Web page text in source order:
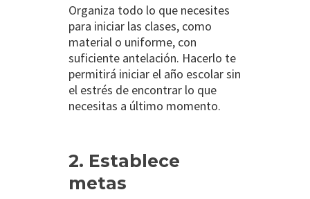
Organiza todo lo que necesites
para iniciar las clases, como
material o uniforme, con
suficiente antelación. Hacerlo te
permitirá iniciar el año escolar sin
el estrés de encontrar lo que
necesitas a último momento.
2. Establece
metas